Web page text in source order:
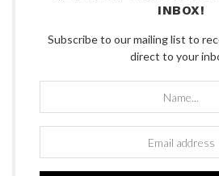
INBOX!
Subscribe to our mailing list to
direct to your